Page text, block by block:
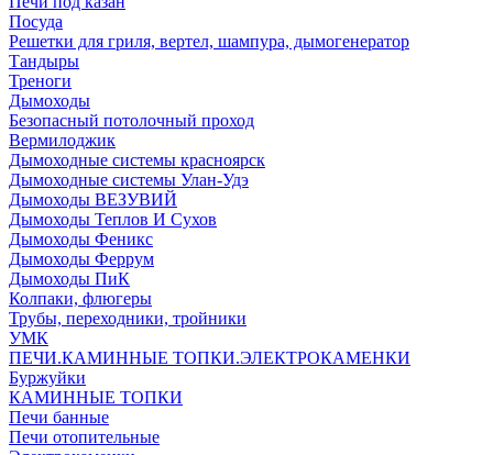
Посуда
Решетки для гриля, вертел, шампура, дымогенератор
Тандыры
Треноги
Дымоходы
Безопасный потолочный проход
Вермилоджик
Дымоходные системы красноярск
Дымоходные системы Улан-Удэ
Дымоходы ВЕЗУВИЙ
Дымоходы Теплов И Сухов
Дымоходы Феникс
Дымоходы Феррум
Дымоходы ПиК
Колпаки, флюгеры
Трубы, переходники, тройники
УМК
ПЕЧИ.КАМИННЫЕ ТОПКИ.ЭЛЕКТРОКАМЕНКИ
Буржуйки
КАМИННЫЕ ТОПКИ
Печи банные
Печи отопительные